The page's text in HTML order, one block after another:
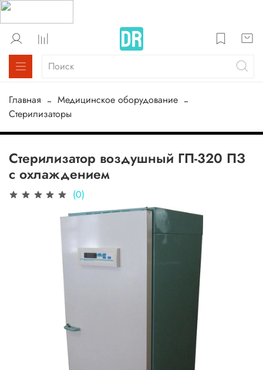
Главная
Медицинское оборудование
Стерилизаторы
Стерилизатор воздушный ГП-320 ПЗ
с охлаждением
(0)